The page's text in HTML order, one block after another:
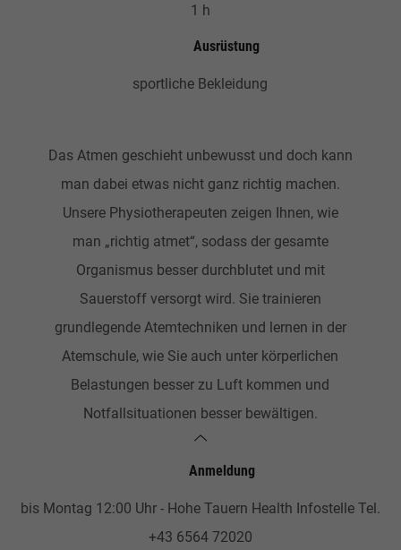
1 h
Ausrüstung
sportliche Bekleidung
Das Atmen geschieht unbewusst und doch kann
man dabei etwas nicht ganz richtig machen.
Unsere Physiotherapeuten zeigen Ihnen, wie
man „richtig atmet“, sodass der gesamte
Organismus besser durchblutet und mit
Sauerstoff versorgt wird. Sie trainieren
grundlegende Atemtechniken und lernen in der
Atemschule, wie Sie auch unter körperlichen
Belastungen besser zu Luft kommen und
Notfallsituationen besser bewältigen.
Anmeldung
bis Montag 12:00 Uhr - Hohe Tauern Health Infostelle Tel.
+43 6564 72020